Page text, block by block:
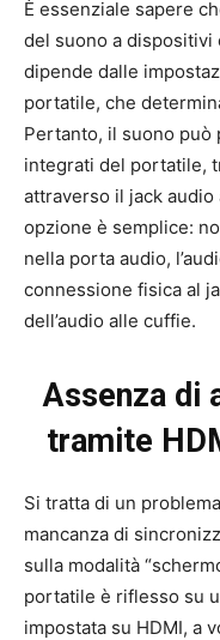
È essenziale sapere
del suono a dispositivi
dipende dalle
portatile, che
Pertanto, il suono può
integrati del portatile,
attraverso il jack audio
opzione è semplice:
nella porta audio,
connessione fisica al
dell’audio alle cuffie.
Assenza di
tramite
Si tratta di un
mancanza di
sulla modalità
portatile è riflesso su
impostata su HDMI, a